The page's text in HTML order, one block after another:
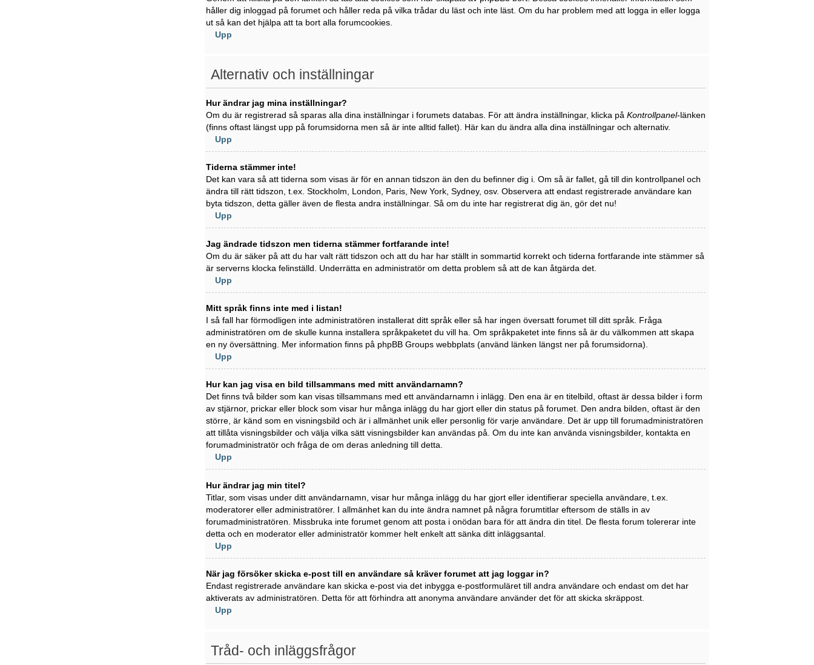
håller dig inloggad på forumet och håller reda på vilka trådar du läst och inte läst. Om du har problem med att logga in eller logga
ut så kan det hjälpa att ta bort alla forumcookies.
Upp
Alternativ och inställningar
Hur ändrar jag mina inställningar?
Om du är registrerad så sparas alla dina inställningar i forumets databas. För att ändra inställningar, klicka på Kontrollpanel-länken
(finns oftast längst upp på forumsidorna men så är inte alltid fallet). Här kan du ändra alla dina inställningar och alternativ.
Upp
Tiderna stämmer inte!
Det kan vara så att tiderna som visas är för en annan tidszon än den du befinner dig i. Om så är fallet, gå till din kontrollpanel och
ändra till rätt tidszon, t.ex. Stockholm, London, Paris, New York, Sydney, osv. Observera att endast registrerade användare kan
byta tidszon, detta gäller även de flesta andra inställningar. Så om du inte har registrerat dig än, gör det nu!
Upp
Jag ändrade tidszon men tiderna stämmer fortfarande inte!
Om du är säker på att du har valt rätt tidszon och att du har har ställt in sommartid korrekt och tiderna fortfarande inte stämmer så
är serverns klocka felinställd. Underrätta en administratör om detta problem så att de kan åtgärda det.
Upp
Mitt språk finns inte med i listan!
I så fall har förmodligen inte administratören installerat ditt språk eller så har ingen översatt forumet till ditt språk. Fråga
administratören om de skulle kunna installera språkpaketet du vill ha. Om språkpaketet inte finns så är du välkommen att skapa
en ny översättning. Mer information finns på phpBB Groups webbplats (använd länken längst ner på forumsidorna).
Upp
Hur kan jag visa en bild tillsammans med mitt användarnamn?
Det finns två bilder som kan visas tillsammans med ett användarnamn i inlägg. Den ena är en titelbild, oftast är dessa bilder i form
av stjärnor, prickar eller block som visar hur många inlägg du har gjort eller din status på forumet. Den andra bilden, oftast är den
större, är känd som en visningsbild och är i allmänhet unik eller personlig för varje användare. Det är upp till forumadministratören
att tillåta visningsbilder och välja vilka sätt visningsbilder kan användas på. Om du inte kan använda visningsbilder, kontakta en
forumadministratör och fråga de om deras anledning till detta.
Upp
Hur ändrar jag min titel?
Titlar, som visas under ditt användarnamn, visar hur många inlägg du har gjort eller identifierar speciella användare, t.ex.
moderatorer eller administratörer. I allmänhet kan du inte ändra namnet på några forumtitlar eftersom de ställs in av
forumadministratören. Missbruka inte forumet genom att posta i onödan bara för att ändra din titel. De flesta forum tolererar inte
detta och en moderator eller administratör kommer helt enkelt att sänka ditt inläggsantal.
Upp
När jag försöker skicka e-post till en användare så kräver forumet att jag loggar in?
Endast registrerade användare kan skicka e-post via det inbygga e-postformuläret till andra användare och endast om det har
aktiverats av administratören. Detta för att förhindra att anonyma användare använder det för att skicka skräppost.
Upp
Tråd- och inläggsfrågor